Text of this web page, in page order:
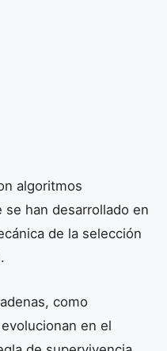
algoritmos
han desarrollado en
de la selección
como
en el